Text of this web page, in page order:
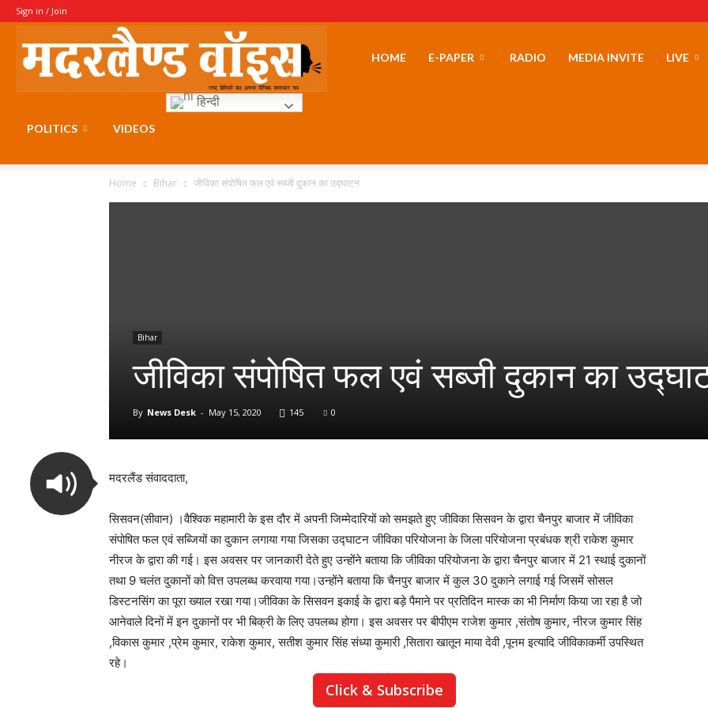
Sign in / Join
MotherLandHOME E-PAPER RADIO MEDIA INVITE LIVE
POLITICS VIDEOS
हिन्दी
Home Bihar जीविका संपोषित फल एवं सब्जी दुकान का उद्घाटन
Bihar
जीविका संपोषित फल एवं सब्जी दुकान का
By News Desk - May 15, 2020 145 0
मदरलैंड संवाददाता,
सिसवन(सीवान) ।वैश्विक महामारी के इस दौर में अपनी जिम्मेदारियों को समझते हुए जीविका सिसवन के द्वारा चैनपुर बाजार में जीविका
संपोषित फल एवं सब्जियों का दुकान लगाया गया जिसका उद्घाटन जीविका परियोजना के जिला परियोजना प्रबंधक श्री राकेश कुमार
नीरज के द्वारा की गई। इस अवसर पर जानकारी देते हुए उन्होंने बताया कि जीविका परियोजना के द्वारा चैनपुर बाजार में 21 स्थाई दुकानों
तथा 9 चलंत दुकानों को वित्त उपलब्ध करवाया गया।उन्होंने बताया कि चैनपुर बाजार में कुल 30 दुकाने लगाई गई जिसमें सोसल
डिस्टनसिंग का पूरा ख्याल रखा गया।जीविका के सिसवन इकाई के द्वारा बड़े पैमाने पर प्रतिदिन मास्क का भी निर्माण किया जा रहा है जो
आनेवाले दिनों में इन दुकानों पर भी बिक्री के लिए उपलब्ध होगा। इस अवसर पर बीपीएम राजेश कुमार ,संतोष कुमार, नीरज कुमार सिंह
,विकास कुमार ,प्रेम कुमार, राकेश कुमार, सतीश कुमार सिंह संध्या कुमारी ,सितारा खातून माया देवी ,पूनम इत्यादि जीविकाकर्मी उपस्थित
रहे।
Click & Subscribe